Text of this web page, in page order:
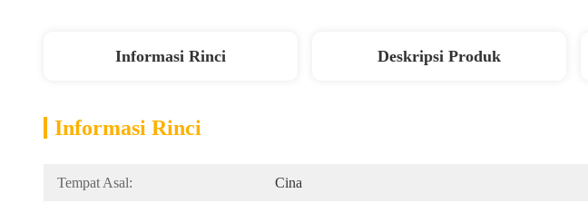
Informasi Rinci Deskripsi Produk
Informasi Rinci
Tempat Asal: Cina